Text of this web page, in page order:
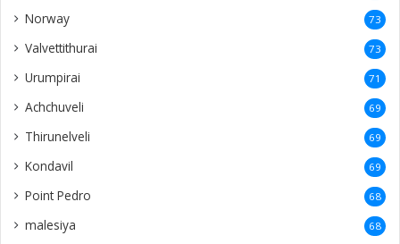
Norway 73
Valvettithurai 73
Urumpirai 71
Achchuveli 69
Thirunelveli 69
Kondavil 69
Point Pedro 68
malesiya 68